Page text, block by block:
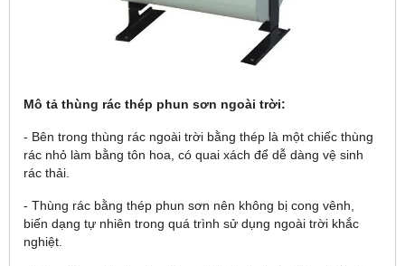
Mô tả thùng rác thép phun sơn ngoài trời:
- Bên trong thùng rác ngoài trời bằng thép là một chiếc thùng
rác nhỏ làm bằng tôn hoa, có quai xách để dễ dàng vệ sinh
rác thải.
- Thùng rác bằng thép phun sơn nên không bị cong vênh,
biến dạng tự nhiên trong quá trình sử dụng ngoài trời khắc
nghiệt.